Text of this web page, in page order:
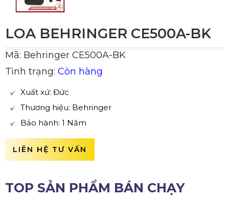
LOA BEHRINGER CE500A-BK
Mã: Behringer CE500A-BK
Tình trạng: Còn hàng
Xuất xứ: Đức
Thương hiệu: Behringer
Bảo hành: 1 Năm
LIÊN HỆ TƯ VẤN
TOP SẢN PHẨM BÁN CHẠY